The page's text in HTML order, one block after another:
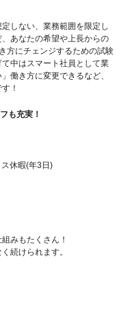
しない、業務範囲を限定し
あなたの希望や上長からの
方にチェンジするための試験
中はスマート社員として業
働き方に変更できるなど、
！
も充実！
休暇(年3日)
みもたくさん！
続けられます。